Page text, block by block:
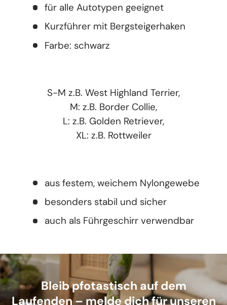
für alle Autotypen geeignet
Kurzführer mit Bergsteigerhaken
Farbe: schwarz
S-M z.B. West Highland Terrier,
M: z.B. Border Collie,
L: z.B. Golden Retriever,
XL: z.B. Rottweiler
aus festem, weichem Nylongewebe
besonders stabil und sicher
auch als Führgeschirr verwendbar
Bleib pfotastisch auf dem
Laufenden – melde dich für unseren